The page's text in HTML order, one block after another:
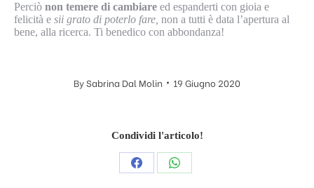
Perciò non temere di cambiare ed espanderti con gioia e
felicità e sii grato di poterlo fare, non a tutti è data l’apertura al
bene, alla ricerca. Ti benedico con abbondanza!
BySabrina Dal Molin 19 Giugno 2020
Condividi l'articolo!
CondividiCondividi